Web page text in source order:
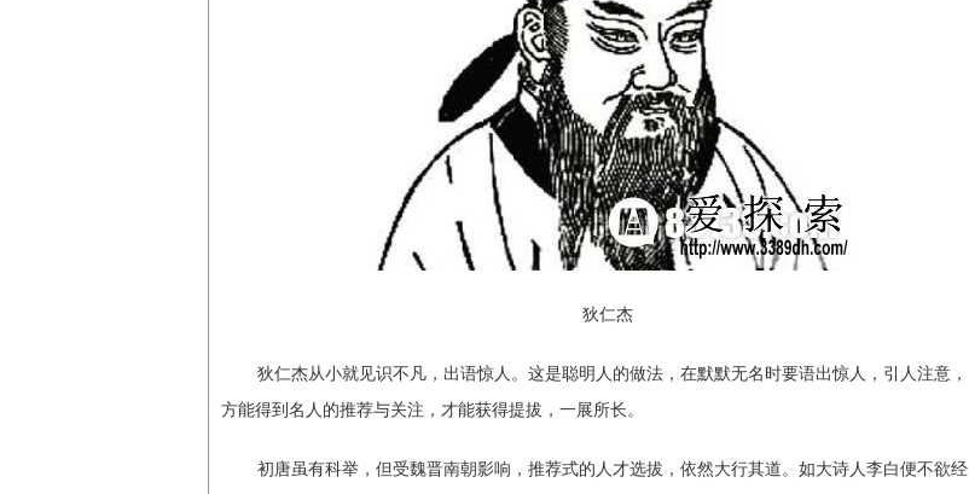
狄仁杰
狄仁杰从小就见识不凡，出语惊人。这是聪明人的做法，在默默无名时要语出惊人，引人注意，
方能得到名人的推荐与关注，才能获得提拔，一展所长。
初唐虽有科举，但受魏晋南朝影响，推荐式的人才选拔，依然大行其道。如大诗人李白便不欲经